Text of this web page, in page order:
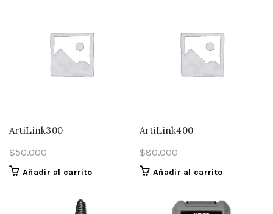
ArtiLink300
$50.000
Añadir al carrito
ArtiLink400
$80.000
Añadir al carrito